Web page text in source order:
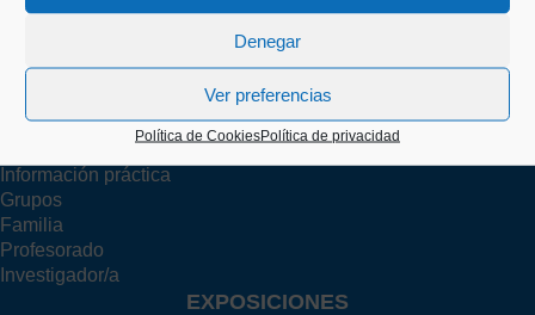
Denegar
Ver preferencias
Política de CookiesPolítica de privacidad
info@itsasmuseoa.eus
TU VISITA
Información práctica
Grupos
Familia
Profesorado
Investigador/a
EXPOSICIONES